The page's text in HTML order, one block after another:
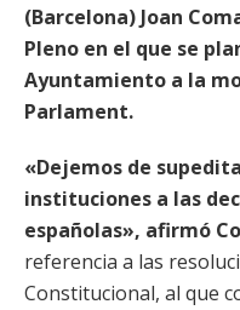
(Barcelona) Joan
Pleno en el que se
Ayuntamiento a la
Parlament.
«Dejemos de
instituciones a las
españolas», afirmó
referencia a las
Constitucional, al que